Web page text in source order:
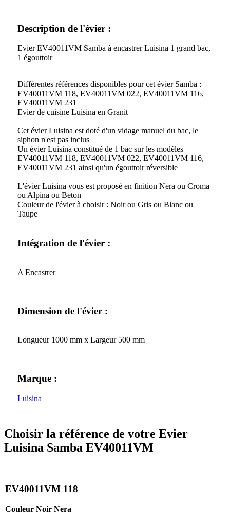
Description de l'évier :
Evier EV40011VM Samba à encastrer Luisina 1 grand bac,
1 égouttoir
Différentes références disponibles pour cet évier Samba :
EV40011VM 118, EV40011VM 022, EV40011VM 116,
EV40011VM 231
Evier de cuisine Luisina en Granit
Cet évier Luisina est doté d'un vidage manuel du bac, le
siphon n'est pas inclus
Un évier Luisina constitué de 1 bac sur les modèles
EV40011VM 118, EV40011VM 022, EV40011VM 116,
EV40011VM 231 ainsi qu'un égouttoir réversible
L'évier Luisina vous est proposé en finition Nera ou Croma
ou Alpina ou Beton
Couleur de l'évier à choisir : Noir ou Gris ou Blanc ou
Taupe
Intégration de l'évier :
A Encastrer
Dimension de l'évier :
Longueur 1000 mm x Largeur 500 mm
Marque :
Luisina
Choisir la référence de votre Evier
Luisina Samba EV40011VM
EV40011VM 118
Couleur Noir Nera